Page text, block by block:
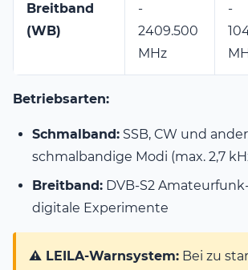
Breitband
(WB)
-
2409.500
MHz
-
Betriebsarten:
Schmalband: SSB, CW und
schmalbandige Modi (max. 2,7
Breitband: DVB-S2
digitale Experimente
⚠️ LEILA-Warnsystem: Bei zu